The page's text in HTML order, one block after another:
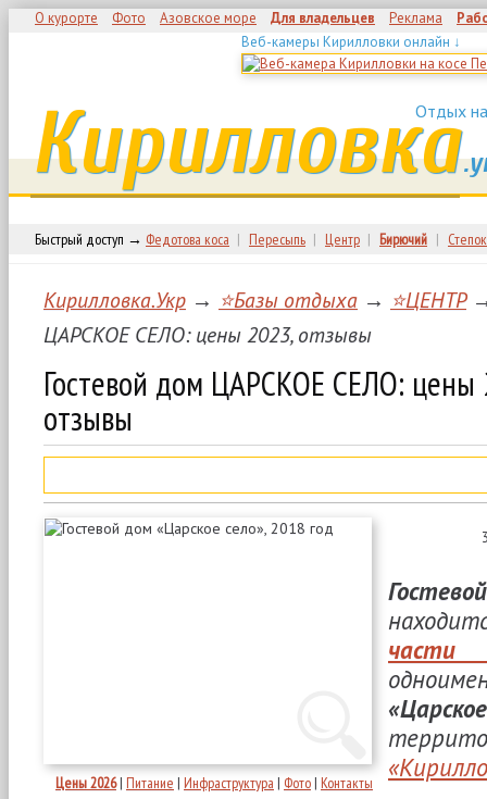
О курорте Фото Азовское море Для владельцев Реклама
Веб-камеры Кирилловки онлайн ↓
Отдых
Кирилловка
Быстрый доступ → Федотова коса | Пересыпь | Центр | Бирючий | Степок
Кирилловка.Укр → ⭐Базы отдыха → ⭐ЦЕНТР→
ЦАРСКОЕ СЕЛО: цены 2023, отзывы
Гостевой дом ЦАРСКОЕ СЕЛО: цены
отзывы
Цены 2026| Питание | Инфраструктура | Фото | Контакты
части